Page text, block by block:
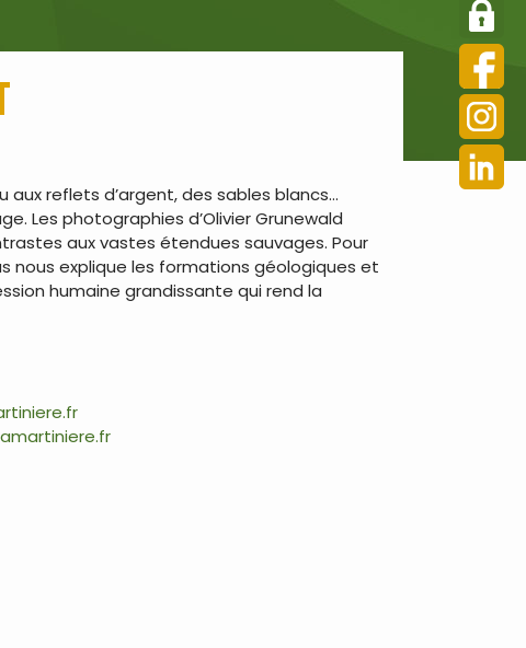
reflets d’argent, des sables blancs…
Les photographies d’Olivier Grunewald
aux vastes étendues sauvages. Pour
explique les formations géologiques et
humaine grandissante qui rend la